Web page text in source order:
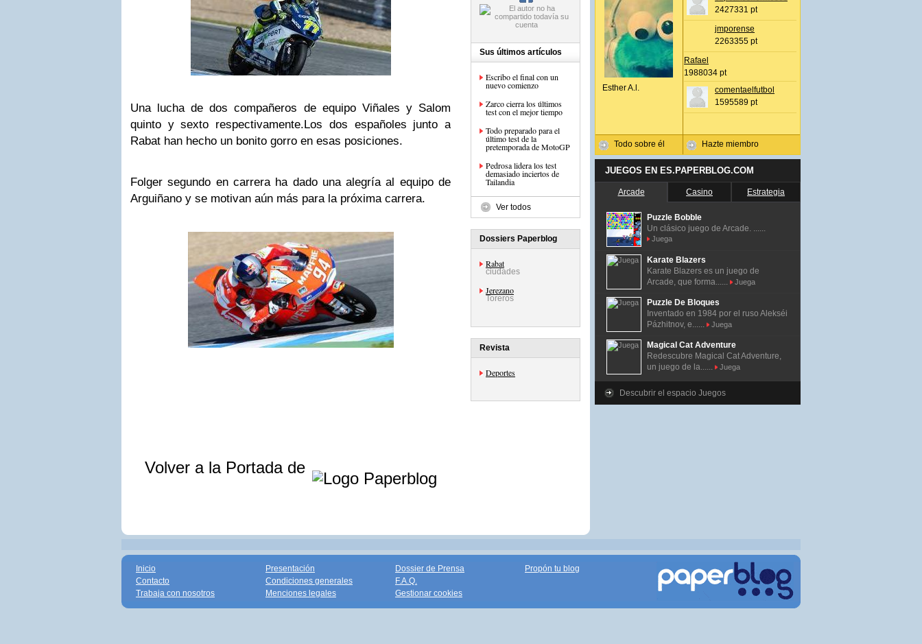
Una lucha de dos compañeros de equipo Viñales y Salom
quinto y sexto respectivamente.Los dos españoles junto a
Rabat han hecho un bonito gorro en esas posiciones.
Folger segundo en carrera ha dado una alegría al equipo de
Arguiñano y se motivan aún más para la próxima carrera.
Volver a la Portada de
Sus últimos artículos
Escribo el final con un
nuevo comienzo
Zarco cierra los últimos
test con el mejor tiempo
Todo preparado para el
último test de la
pretemporada de MotoGP
Pedrosa lidera los test
demasiado inciertos de
Tailandia
Ver todos
Dossiers Paperblog
Rabat
ciudades
Jerezano
Toreros
Revista
Deportes
Esther A.l.
Todo sobre él
2427331 pt
jmporense
2263355 pt
Rafael
1988034 pt
comentaelfutbol
1595589 pt
Hazte miembro
JUEGOS EN ES.PAPERBLOG.COM
Arcade Casino Estrategia
Puzzle Bobble
Un clásico juego de Arcade. ......
Juega
Karate Blazers
Karate Blazers es un juego de
Arcade, que forma......
Juega
Puzzle De Bloques
Inventado en 1984 por el ruso Alekséi
Pázhitnov, e......
Juega
Magical Cat Adventure
Redescubre Magical Cat Adventure,
un juego de la......
Juega
Descubrir el espacio Juegos
Inicio
Contacto
Trabaja con nosotros
Presentación
Condiciones generales
Menciones legales
Dossier de Prensa
F.A.Q.
Gestionar cookies
Propón tu blog